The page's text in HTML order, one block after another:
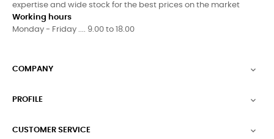
expertise and wide stock for the best prices on the market
Working hours
Monday - Friday .... 9.00 to 18.00
COMPANY 
PROFILE 
CUSTOMER SERVICE 